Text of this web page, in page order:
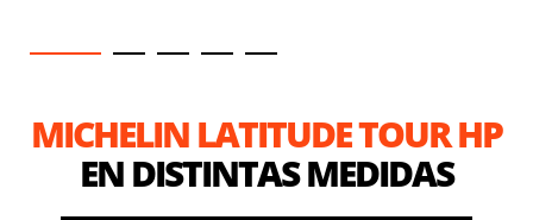
MICHELIN LATITUDE TOUR HP
EN DISTINTAS MEDIDAS